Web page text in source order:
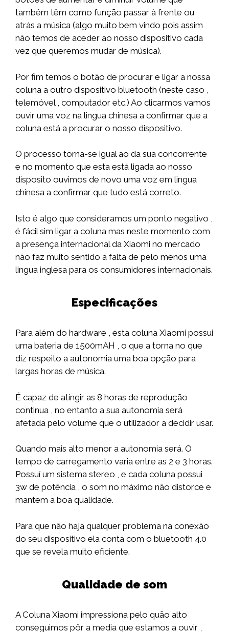
também têm como função passar à frente ou
atrás a música (algo muito bem vindo pois assim
não temos de aceder ao nosso dispositivo cada
vez que queremos mudar de música).
Por fim temos o botão de procurar e ligar a nossa
coluna a outro dispositivo bluetooth (neste caso ,
telemóvel , computador etc.) Ao clicarmos vamos
ouvir uma voz na lingua chinesa a confirmar que a
coluna está a procurar o nosso dispositivo.
O processo torna-se igual ao da sua concorrente
e no momento que esta está ligada ao nosso
disposito ouvimos de novo uma voz em lingua
chinesa a confirmar que tudo está correto.
Isto é algo que consideramos um ponto negativo ,
é fácil sim ligar a coluna mas neste momento com
a presença internacional da Xiaomi no mercado
não faz muito sentido a falta de pelo menos uma
lingua inglesa para os consumidores internacionais.
Especificações
Para além do hardware , esta coluna Xiaomi possui
uma bateria de 1500mAH , o que a torna no que
diz respeito a autonomia uma boa opção para
largas horas de música.
É capaz de atingir as 8 horas de reprodução
continua , no entanto a sua autonomia será
afetada pelo volume que o utilizador a decidir usar.
Quando mais alto menor a autonomia será. O
tempo de carregamento varia entre as 2 e 3 horas.
Possuí um sistema stereo , e cada coluna possui
3w de potência , o som no máximo não distorce e
mantem a boa qualidade.
Para que não haja qualquer problema na conexão
do seu dispositivo ela conta com o bluetooth 4.0
que se revela muito eficiente.
Qualidade de som
A Coluna Xiaomi impressiona pelo quão alto
conseguimos pôr a media que estamos a ouvir ,